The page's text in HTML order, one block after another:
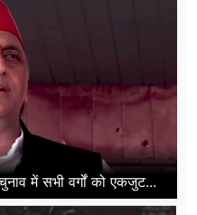
में सभी वर्गों को एकजुट...